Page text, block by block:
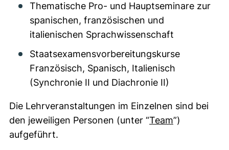
Thematische Pro- und Hauptseminare zur
spanischen, französischen und
italienischen Sprachwissenschaft
Staatsexamensvorbereitungskurse
Französisch, Spanisch, Italienisch
(Synchronie II und Diachronie II)
Die Lehrveranstaltungen im Einzelnen sind bei
den jeweiligen Personen (unter “Team”)
aufgeführt.